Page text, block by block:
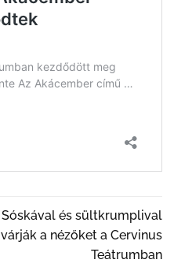
Sóskával és sültkrumplival
várják a nézőket a Cervinus
Teátrumban